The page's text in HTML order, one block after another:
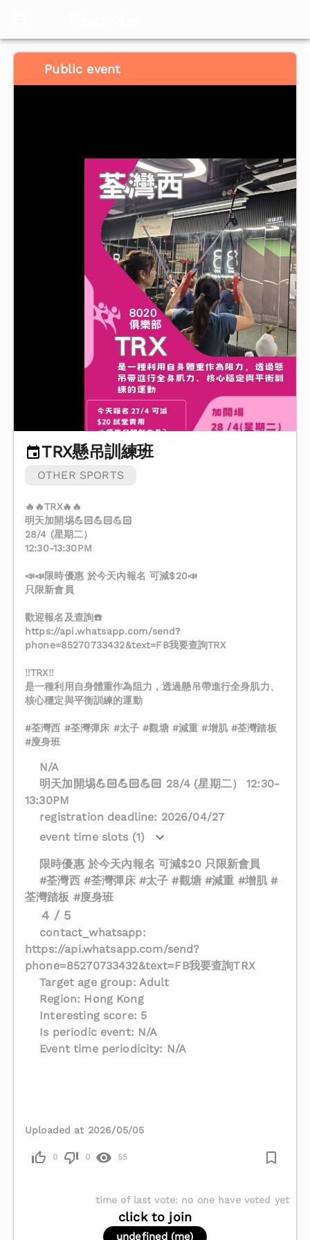
Public event
TRX懸吊訓練班
OTHER SPORTS
🔥🔥TRX🔥🔥
明天加開埸💪🏻💪🏻💪🏻
28/4 (星期二）
12:30-13:30PM
📣📣限時優惠 於今天內報名 可減$20📣
只限新會員
歡迎報名及查詢☎️
https://api.whatsapp.com/send?
phone=85270733432&text=FB我要查詢TRX
‼️TRX‼️
是一種利用自身體重作為阻力，透過懸吊帶進行全身肌力、
核心穩定與平衡訓練的運動
#荃灣西 #荃灣彈床 #太子 #觀塘 #減重 #增肌 #荃灣踏板
#廋身班
N/A
明天加開埸💪🏻💪🏻💪🏻 28/4 (星期二） 12:30-
13:30PM
registration deadline: 2026/04/27
event time slots (1)
限時優惠 於今天內報名 可減$20 只限新會員
#荃灣西 #荃灣彈床 #太子 #觀塘 #減重 #增肌 #
荃灣踏板 #廋身班
4 / 5
contact_whatsapp:
https://api.whatsapp.com/send?
phone=85270733432&text=FB我要查詢TRX
Target age group: Adult
Region: Hong Kong
Interesting score: 5
Is periodic event: N/A
Event time periodicity: N/A
Uploaded at 2026/05/05
0 0 55
time of last vote: no one have voted yet
click to join
undefined (me)